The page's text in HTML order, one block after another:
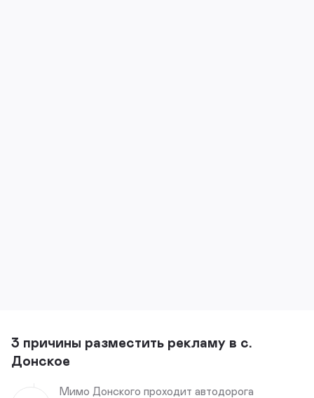
3 причины разместить рекламу в с.
Донское
Мимо Донского проходит автодорога